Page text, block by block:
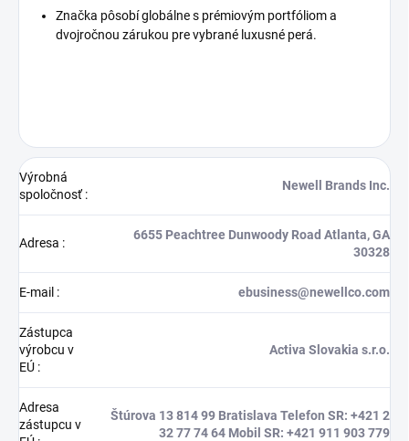
Značka pôsobí globálne s prémiovým portfóliom a
dvojročnou zárukou pre vybrané luxusné perá.
Výrobná
spoločnosť:
Newell Brands Inc.
Adresa :
6655 Peachtree Dunwoody Road Atlanta, GA
30328
E-mail : ebusiness@newellco.com
Zástupca
výrobcu v
EÚ :
Activa Slovakia s.r.o.
Adresa
zástupcu v
Štúrova 13 814 99 Bratislava Telefon SR: +421 2
32 77 74 64 Mobil SR: +421 911 903 779